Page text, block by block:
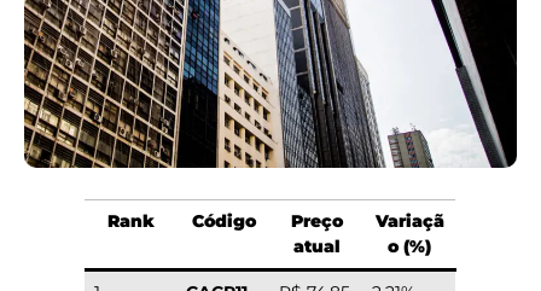
Rank Código
Preço
atual
Variaçã
o (%)